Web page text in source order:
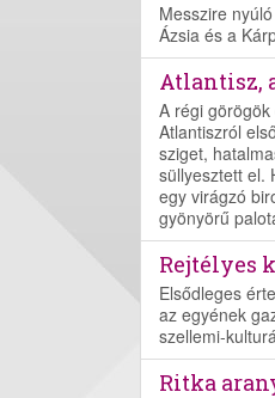
Messzire
Ázsia és a
Atlantisz,
A régi
Atlantiszról
sziget,
süllyesztett el.
egy virágzó
gyönyörű
Rejtélyes
Elsődleges
az egyének
szellemi-
Ritka